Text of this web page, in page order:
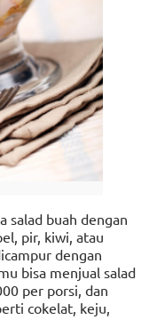
salad buah dengan
pir, kiwi, atau
dengan
bisa menjual salad
per porsi, dan
cokelat, keju,